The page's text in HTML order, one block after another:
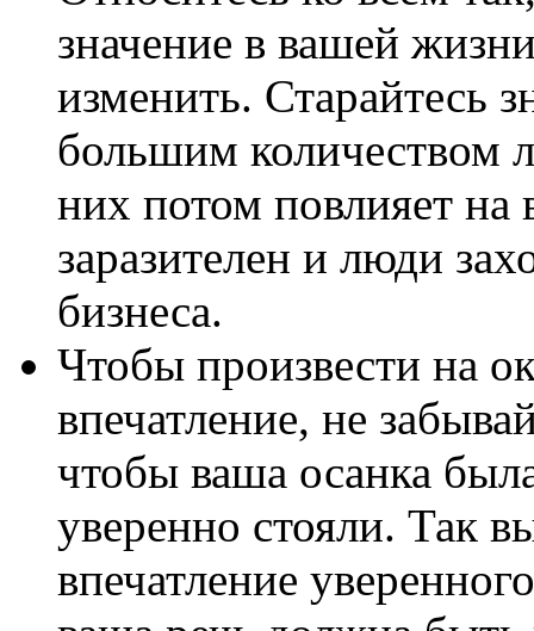
значение в вашей
изменить. Старайтесь
большим количеством
них потом повлияет
заразителен и люди
бизнеса.
Чтобы произвести на
впечатление, не
чтобы ваша осанка
уверенно стояли. Так
впечатление